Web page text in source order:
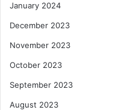
January 2024
December 2023
November 2023
October 2023
September 2023
August 2023